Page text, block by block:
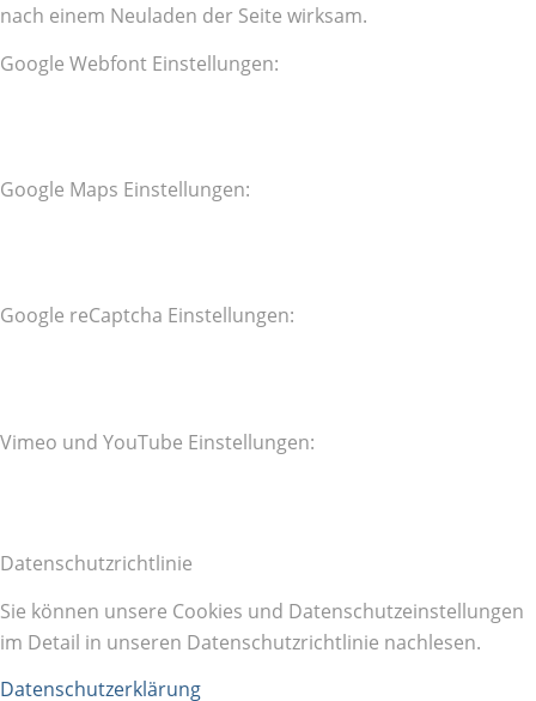
nach einem Neuladen der Seite wirksam.
Google Webfont Einstellungen:
Google Maps Einstellungen:
Google reCaptcha Einstellungen:
Vimeo und YouTube Einstellungen:
Datenschutzrichtlinie
Sie können unsere Cookies und Datenschutzeinstellungen
im Detail in unseren Datenschutzrichtlinie nachlesen.
Datenschutzerklärung